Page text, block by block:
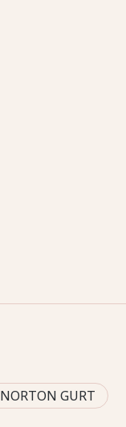
NORTON GURT